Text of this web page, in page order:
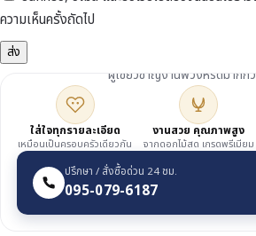
ความเห็นครั้งถัดไป
ผู้เชี่ยวชาญงานพวงหรีดมากก
ใส่ใจทุกรายละเอียด
เหมือนเป็นครอบครัวเดียวกัน
งานสวย คุณภาพสูง
จากดอกไม้สด เกรดพรีเมียม
ปรึกษา / สั่งซื้อด่วน 24 ชม.
095-079-6187